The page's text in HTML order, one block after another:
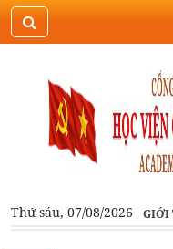
Thứ sáu, 07/08/2026 GIỚI